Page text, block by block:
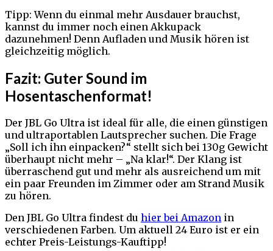
Tipp: Wenn du einmal mehr Ausdauer brauchst,
kannst du immer noch einen Akkupack
dazunehmen! Denn Aufladen und Musik hören ist
gleichzeitig möglich.
Fazit: Guter Sound im
Hosentaschenformat!
Der JBL Go Ultra ist ideal für alle, die einen günstigen
und ultraportablen Lautsprecher suchen. Die Frage
„Soll ich ihn einpacken?“ stellt sich bei 130g Gewicht
überhaupt nicht mehr – „Na klar!“. Der Klang ist
überraschend gut und mehr als ausreichend um mit
ein paar Freunden im Zimmer oder am Strand Musik
zu hören.
Den JBL Go Ultra findest du hier bei Amazon in
verschiedenen Farben. Um aktuell 24 Euro ist er ein
echter Preis-Leistungs-Kauftipp!